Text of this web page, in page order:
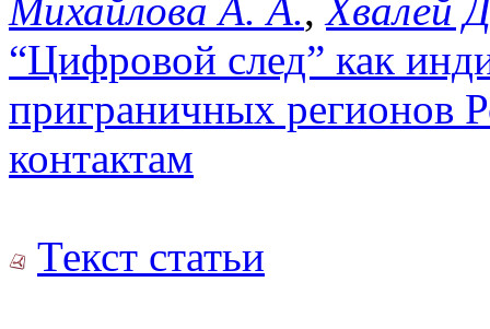
Михайлова А. А.,Хвалей
“Цифровой след” как
приграничных регионов
контактам
Текст статьи